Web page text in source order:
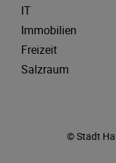
IT
Immobilien
Freizeit
Salzraum
© Stadt